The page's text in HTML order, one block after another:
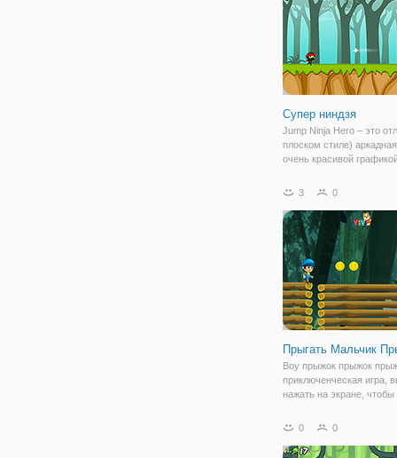
Супер ниндзя
Jump Ninja Hero – это
плоском стиле)
очень красивой
устройств.
3 0
Прыгать Мальчик
Boy прыжок прыжок
приключенческая игра,
нажать на экране,
вы можете. Избегайте
потренировать свою
0 0